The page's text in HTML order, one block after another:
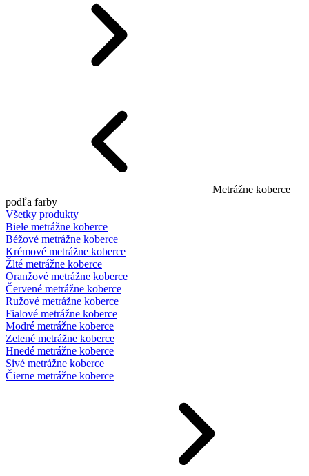
Metrážne koberce
podľa farby
Všetky produkty
Biele metrážne koberce
Béžové metrážne koberce
Krémové metrážne koberce
Žlté metrážne koberce
Oranžové metrážne koberce
Červené metrážne koberce
Ružové metrážne koberce
Fialové metrážne koberce
Modré metrážne koberce
Zelené metrážne koberce
Hnedé metrážne koberce
Sivé metrážne koberce
Čierne metrážne koberce